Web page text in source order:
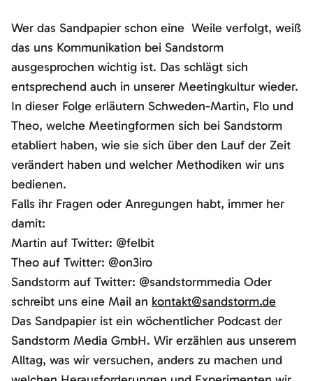
Wer das Sandpapier schon eine Weile verfolgt, weiß
das uns Kommunikation bei Sandstorm
ausgesprochen wichtig ist. Das schlägt sich
entsprechend auch in unserer Meetingkultur wieder.
In dieser Folge erläutern Schweden-Martin, Flo und
Theo, welche Meetingformen sich bei Sandstorm
etabliert haben, wie sie sich über den Lauf der Zeit
verändert haben und welcher Methodiken wir uns
bedienen.
Falls ihr Fragen oder Anregungen habt, immer her
damit:
Martin auf Twitter: @felbit
Theo auf Twitter: @on3iro
Sandstorm auf Twitter: @sandstormmedia Oder
schreibt uns eine Mail an kontakt@sandstorm.de
Das Sandpapier ist ein wöchentlicher Podcast der
Sandstorm Media GmbH. Wir erzählen aus unserem
Alltag, was wir versuchen, anders zu machen und